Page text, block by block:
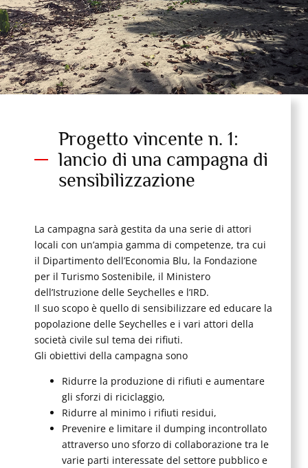
Progetto vincente n. 1:
lancio di una campagna di
sensibilizzazione
La campagna sarà gestita da una serie di attori
locali con un’ampia gamma di competenze, tra cui
il Dipartimento dell’Economia Blu, la Fondazione
per il Turismo Sostenibile, il Ministero
dell’Istruzione delle Seychelles e l’IRD.
Il suo scopo è quello di sensibilizzare ed educare la
popolazione delle Seychelles e i vari attori della
società civile sul tema dei rifiuti.
Gli obiettivi della campagna sono
Ridurre la produzione di rifiuti e aumentare
gli sforzi di riciclaggio,
Ridurre al minimo i rifiuti residui,
Prevenire e limitare il dumping incontrollato
attraverso uno sforzo di collaborazione tra le
varie parti interessate del settore pubblico e